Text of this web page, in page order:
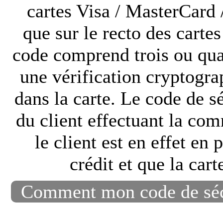
cartes Visa /
que sur le recto des
code comprend trois ou
une vérification
dans la carte. Le code de
du client effectuant la
le client est en effet en
crédit et que la
Comment mon code de